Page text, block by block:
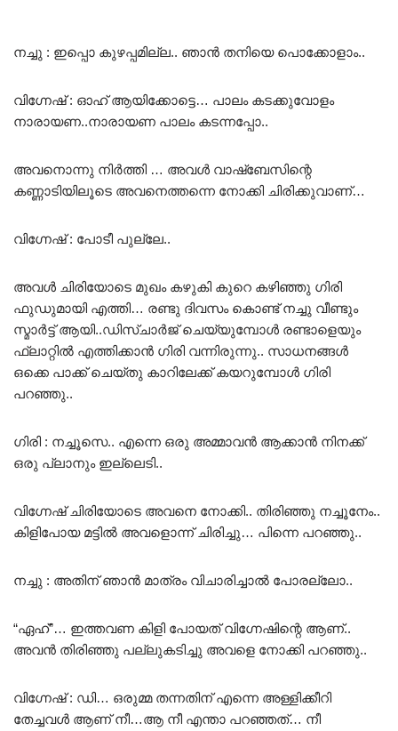
നച്ചു : ഇപ്പൊ കുഴപ്പമില്ല.. ഞാൻ തനിയെ പൊക്കോളാം..
വിഗ്നേഷ് : ഓഹ് ആയിക്കോട്ടെ… പാലം കടക്കുവോളം
നാരായണ..നാരായണ പാലം കടന്നപ്പോ..
അവനൊന്നു നിർത്തി … അവൾ വാഷ്ബേസിന്റെ
കണ്ണാടിയിലൂടെ അവനെത്തന്നെ നോക്കി ചിരിക്കുവാണ്…
വിഗ്നേഷ് : പോടീ പുല്ലേ..
അവൾ ചിരിയോടെ മുഖം കഴുകി കുറെ കഴിഞ്ഞു ഗിരി
ഫുഡുമായി എത്തി… രണ്ടു ദിവസം കൊണ്ട് നച്ചു വീണ്ടും
സ്മാർട്ട് ആയി..ഡിസ്ചാർജ് ചെയ്യുമ്പോൾ രണ്ടാളെയും
ഫ്ലാറ്റിൽ എത്തിക്കാൻ ഗിരി വന്നിരുന്നു.. സാധനങ്ങൾ
ഒക്കെ പാക്ക് ചെയ്തു കാറിലേക്ക് കയറുമ്പോൾ ഗിരി
പറഞ്ഞു..
ഗിരി : നച്ചൂസെ.. എന്നെ ഒരു അമ്മാവൻ ആക്കാൻ നിനക്ക്
ഒരു പ്ലാനും ഇല്ലെടി..
വിഗ്നേഷ് ചിരിയോടെ അവനെ നോക്കി.. തിരിഞ്ഞു നച്ചൂനേം..
കിളിപോയ മട്ടിൽ അവളൊന്ന് ചിരിച്ചു… പിന്നെ പറഞ്ഞു..
നച്ചു : അതിന് ഞാൻ മാത്രം വിചാരിച്ചാൽ പോരല്ലോ..
“ഏഹ്”… ഇത്തവണ കിളി പോയത് വിഗ്നേഷിന്റെ ആണ്..
അവൻ തിരിഞ്ഞു പല്ലുകടിച്ചു അവളെ നോക്കി പറഞ്ഞു..
വിഗ്നേഷ് : ഡി… ഒരുമ്മ തന്നതിന് എന്നെ അള്ളിക്കീറി
തേച്ചവൾ ആണ് നീ…ആ നീ എന്താ പറഞ്ഞത്… നീ